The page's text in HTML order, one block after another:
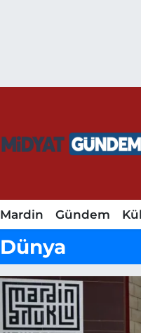
Mardin Gündem
Dünya